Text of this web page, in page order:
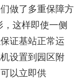
做了多重保障方
这样即使一侧
证基站正常运
设置到园区附
以立即供